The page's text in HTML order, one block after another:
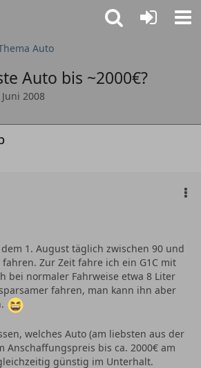
Auto
Auto bis ~2000€?
Juni 2008
1. August täglich zwischen 90 und
Zur Zeit fahre ich ein G1C mit
bei normaler Fahrweise etwa 8 Liter
fahren, man kann ihn aber
welches Auto (am liebsten aus der
Anschaffungspreis bis ca. 2000€ am
günstig im Unterhalt.